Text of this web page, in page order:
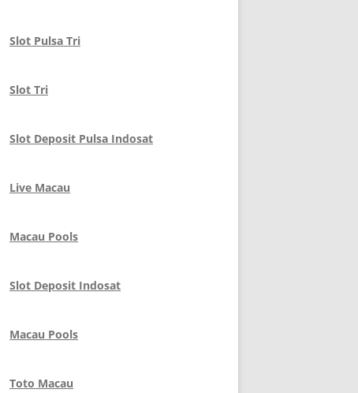
Slot Pulsa Tri
Slot Tri
Slot Deposit Pulsa Indosat
Live Macau
Macau Pools
Slot Deposit Indosat
Macau Pools
Toto Macau